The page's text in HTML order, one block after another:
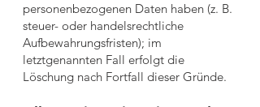
personenbezogenen Daten haben (z. B.
steuer- oder handelsrechtliche
Aufbewahrungsfristen); im
letztgenannten Fall erfolgt die
Löschung nach Fortfall dieser Gründe.